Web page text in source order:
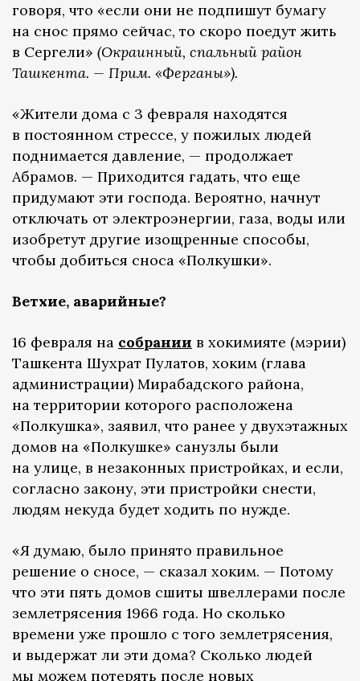
говоря, что «если они не подпишут бумагу
на снос прямо сейчас, то скоро поедут жить
в Сергели» (Окраинный, спальный район
Ташкента. — Прим. «Ферганы»).
«Жители дома с 3 февраля находятся
в постоянном стрессе, у пожилых людей
поднимается давление, — продолжает
Абрамов. — Приходится гадать, что еще
придумают эти господа. Вероятно, начнут
отключать от электроэнергии, газа, воды или
изобретут другие изощренные способы,
чтобы добиться сноса «Полкушки».
Ветхие, аварийные?
16 февраля на собрании в хокимияте (мэрии)
Ташкента Шухрат Пулатов, хоким (глава
администрации) Мирабадского района,
на территории которого расположена
«Полкушка», заявил, что ранее у двухэтажных
домов на «Полкушке» санузлы были
на улице, в незаконных пристройках, и если,
согласно закону, эти пристройки снести,
людям некуда будет ходить по нужде.
«Я думаю, было принято правильное
решение о сносе, — сказал хоким. — Потому
что эти пять домов сшиты швеллерами после
землетрясения 1966 года. Но сколько
времени уже прошло с того землетрясения,
и выдержат ли эти дома? Сколько людей
мы можем потерять после новых